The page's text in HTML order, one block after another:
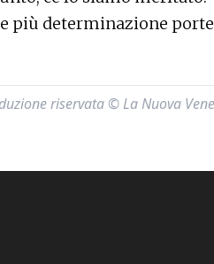
più determinazione
riservata © La Nuova